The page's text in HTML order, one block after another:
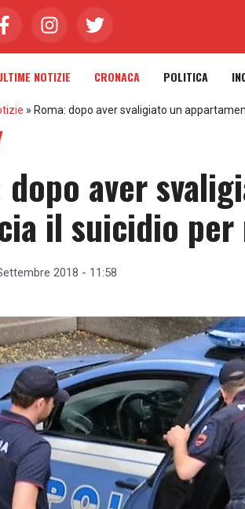
NOTIZIE CRONACA POLITICA
» Roma: dopo aver svaligiato un
dopo aver
il suicidio
2018 - 11:58